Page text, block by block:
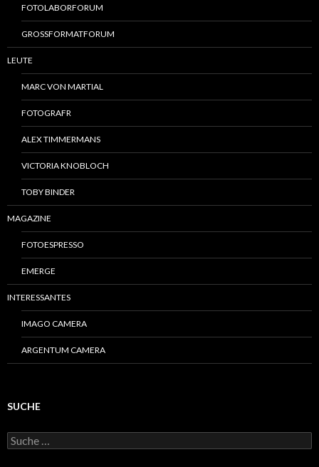
FOTOLABORFORUM
GROSSFORMATFORUM
LEUTE
MARC VON MARTIAL
FOTOGRAFR
ALEX TIMMERMANS
VICTORIA KNOBLOCH
TOBY BINDER
MAGAZINE
FOTOESPRESSO
EMERGE
INTERESSANTES
IMAGO CAMERA
ARGENTUM CAMERA
SUCHE
S
u